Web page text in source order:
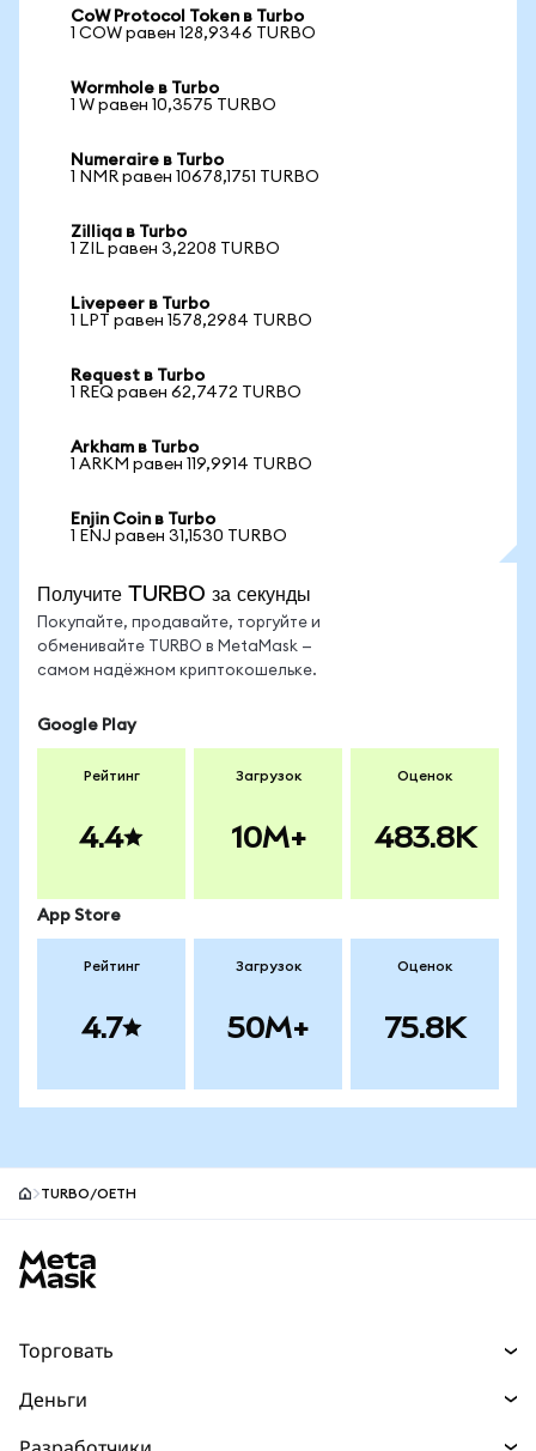
CoW Protocol Token в Turbo
1 COW равен 128,9346 TURBO
Wormhole в Turbo
1 W равен 10,3575 TURBO
Numeraire в Turbo
1 NMR равен 10678,1751 TURBO
Zilliqa в Turbo
1 ZIL равен 3,2208 TURBO
Livepeer в Turbo
1 LPT равен 1578,2984 TURBO
Request в Turbo
1 REQ равен 62,7472 TURBO
Arkham в Turbo
1 ARKM равен 119,9914 TURBO
Enjin Coin в Turbo
1 ENJ равен 31,1530 TURBO
Получите TURBO за секунды
Покупайте, продавайте, торгуйте и
обменивайте TURBO в MetaMask —
самом надёжном криптокошельке.
Google Play
Рейтинг
4.4
Загрузок
10M+
Оценок
483.8K
App Store
Рейтинг
4.7
Загрузок
50M+
Оценок
75.8K
TURBO/OETH
Торговать
Деньги